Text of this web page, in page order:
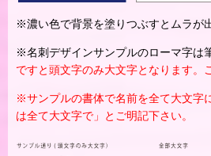
※濃い色で背景を塗りつぶすとムラが
※名刺デザインサンプルのローマ字は
ですと頭文字のみ大文字となります。
※サンプルの書体で名前を全て大文字
は全て大文字で」とご明記下さい。